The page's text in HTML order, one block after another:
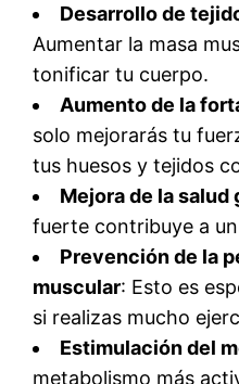
Desarrollo de
Aumentar la masa
tonificar tu cuerpo.
Aumento de la
solo mejorarás tu
tus huesos y tejidos
Mejora de la salud
fuerte contribuye a
Prevención de la
muscular: Esto es
si realizas mucho
Estimulación del
metabolismo más